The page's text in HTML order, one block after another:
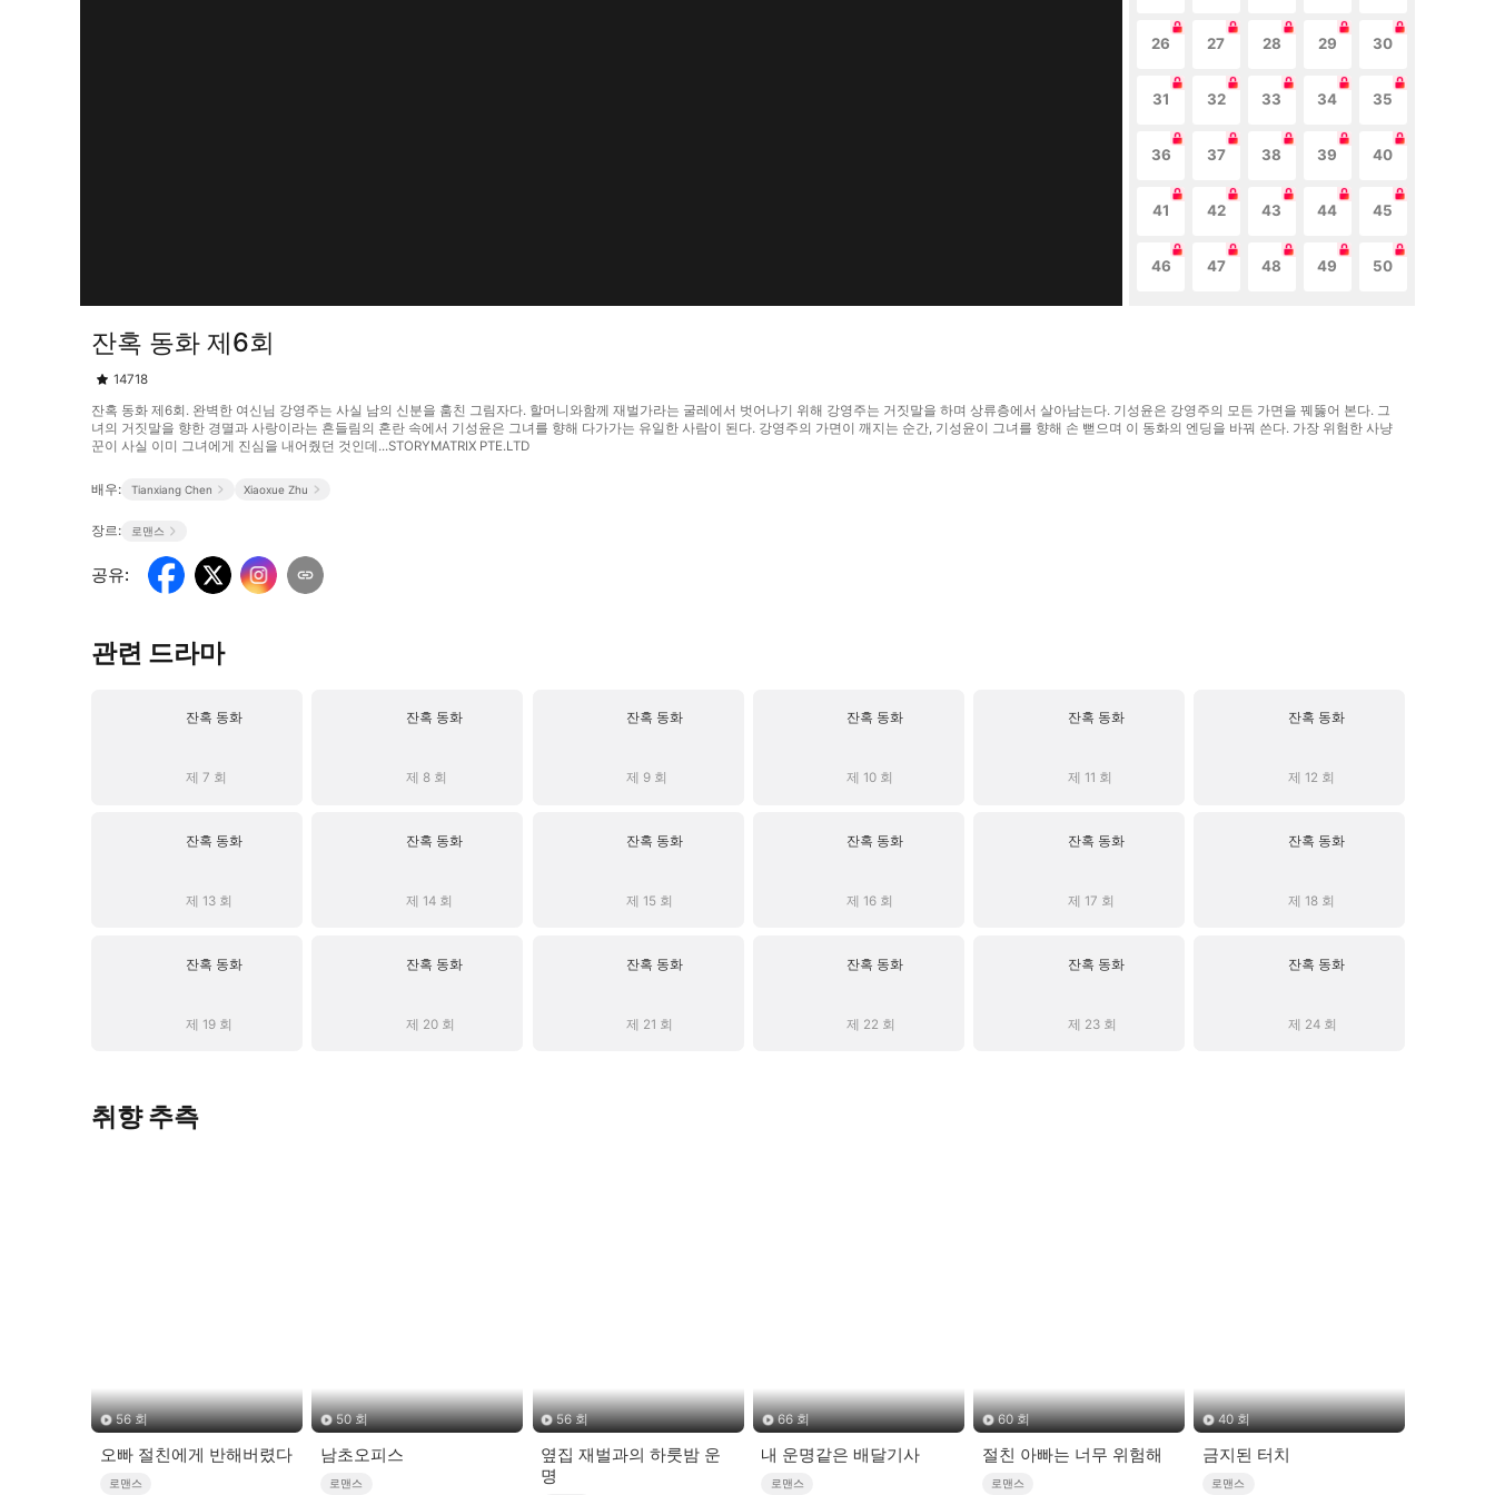
26 27 28 29 30
31 32 33 34 35
36 37 38 39 40
41 42 43 44 45
46 47 48 49 50
잔혹 동화 제6회
14718
잔혹 동화 제6회. 완벽한 여신님 강영주는 사실 남의 신분을 훔친 그림자다. 할머니와함께 재벌가라는 굴레에서 벗어나기 위해 강영주는 거짓말을 하며 상류층에서 살아남는다. 기성윤은 강영주의 모든 가면을 꿰뚫어 본다. 그
녀의 거짓말을 향한 경멸과 사랑이라는 흔들림의 혼란 속에서 기성윤은 그녀를 향해 다가가는 유일한 사람이 된다. 강영주의 가면이 깨지는 순간, 기성윤이 그녀를 향해 손 뻗으며 이 동화의 엔딩을 바꿔 쓴다. 가장 위험한 사냥
꾼이 사실 이미 그녀에게 진심을 내어줬던 것인데...STORYMATRIX PTE.LTD
배우: Tianxiang Chen Xiaoxue Zhu
장르: 로맨스
공유:
관련 드라마
잔혹 동화
제 7 회
잔혹 동화
제 8 회
잔혹 동화
제 9 회
잔혹 동화
제 10 회
잔혹 동화
제 11 회
잔혹 동화
제 12 회
잔혹 동화
제 13 회
잔혹 동화
제 14 회
잔혹 동화
제 15 회
잔혹 동화
제 16 회
잔혹 동화
제 17 회
잔혹 동화
제 18 회
잔혹 동화
제 19 회
잔혹 동화
제 20 회
잔혹 동화
제 21 회
잔혹 동화
제 22 회
잔혹 동화
제 23 회
잔혹 동화
제 24 회
취향 추측
56 회
오빠 절친에게 반해버렸다
로맨스
50 회
남초오피스
로맨스
56 회
옆집 재벌과의 하룻밤 운
명
66 회
내 운명같은 배달기사
로맨스
60 회
절친 아빠는 너무 위험해
로맨스
40 회
금지된 터치
로맨스